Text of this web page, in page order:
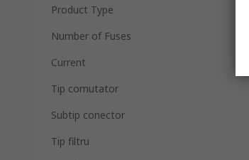
Product Type
Number of Fuses
Current
Tip comutator
Subtip conector
Tip filtru